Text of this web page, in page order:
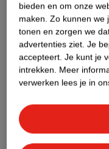
Productinformatie
Etiketinformatie
Nature Impact
bieden en om onze
maken. Zo kunnen we
tonen en zorgen we
advertenties ziet. Je
accepteert. Je kunt je
intrekken. Meer
verwerken lees je in